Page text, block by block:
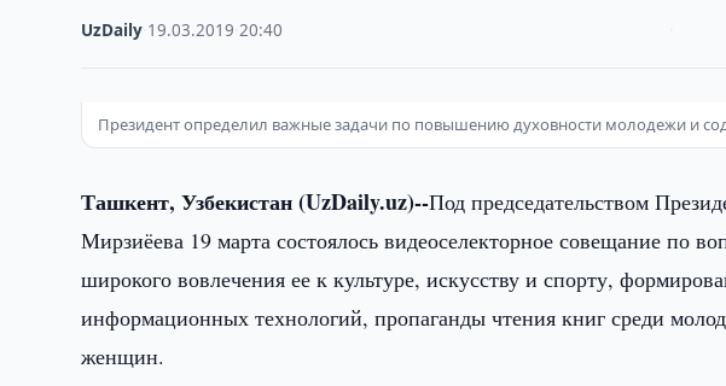
UzDaily 19.03.2019 ·20:40
Президент определил важные задачи по повышению духовности молодежи и
Ташкент, Узбекистан (UzDaily.uz)--Под председательством
Мирзиёева 19 марта состоялось видеоселекторное совещание по
широкого вовлечения ее к культуре, искусству и спорту,
информационных технологий, пропаганды чтения книг среди
женщин.